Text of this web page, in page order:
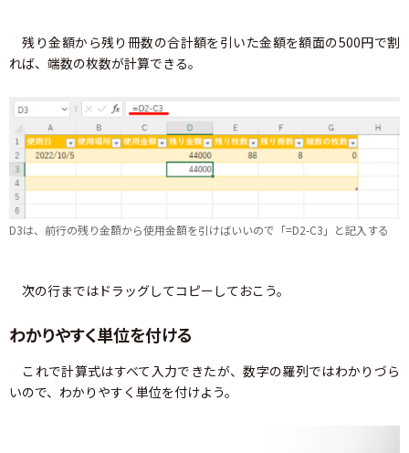
残り金額から残り冊数の合計額を引いた金額を額面の500円で割
れば、端数の枚数が計算できる。
D3は、前行の残り金額から使用金額を引けばいいので「=D2-C3」と記入する
次の行まではドラッグしてコピーしておこう。
わかりやすく単位を付ける
これで計算式はすべて入力できたが、数字の羅列ではわかりづら
いので、わかりやすく単位を付けよう。